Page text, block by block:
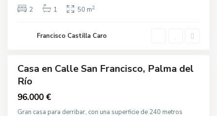
2
1 50 m2
Francisco Castilla Caro
a
d
Casa en Calle San Francisco, Palma del
Río
96.000 €
Gran casa para derribar, con una superficie de 240 metros